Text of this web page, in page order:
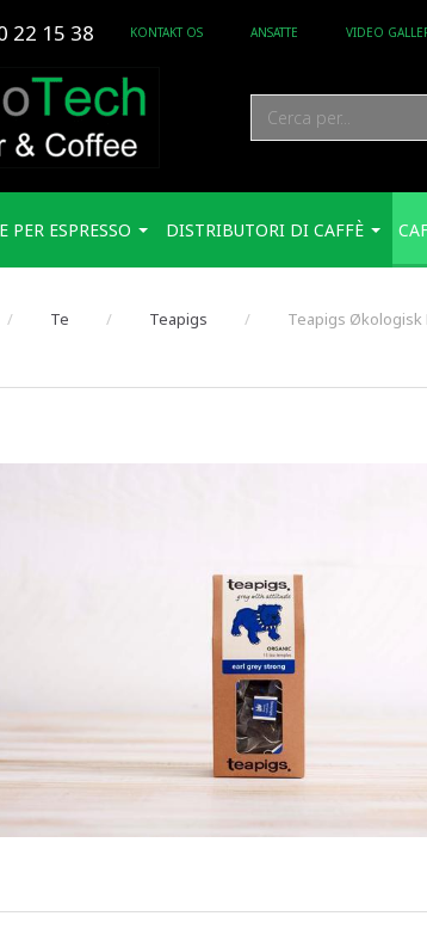
22 15 38 KONTAKT OS ANSATTE VIDEO
PER ESPRESSO DISTRIBUTORI DI CAFFÈ
Te Teapigs Teapigs Økologisk